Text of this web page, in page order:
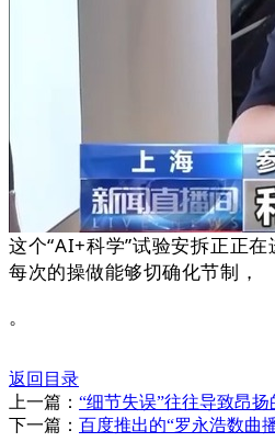
这个“AI+科学”试验安拆正正在
每次的操做能够切确化节制，
。
返回目录
上一篇： “细节失误”往往导致昂
下一篇： 百度推出的“罗永浩数曲